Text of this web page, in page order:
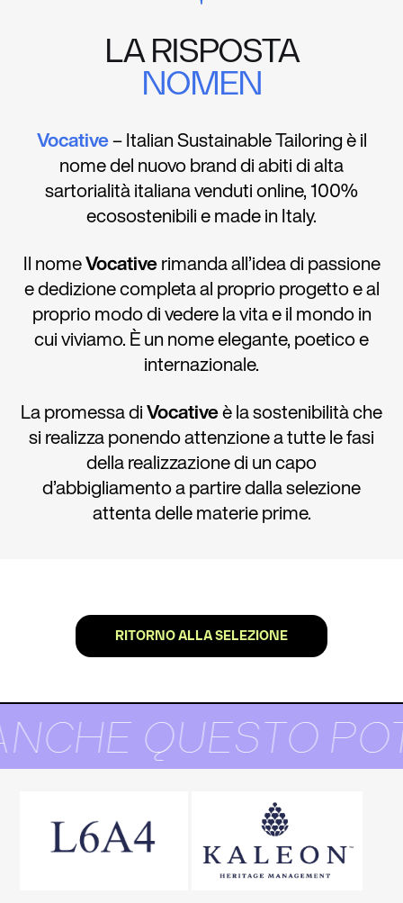
LA RISPOSTA
NOMEN
Vocative– Italian Sustainable Tailoring è il
nome del nuovo brand di abiti di alta
sartorialità italiana venduti online, 100%
ecosostenibili e made in Italy.
Il nomeVocativerimanda all’idea di passione
e dedizione completa al proprio progetto e al
proprio modo di vedere la vita e il mondo in
cui viviamo. È un nome elegante, poetico e
internazionale.
La promessa diVocativeè la sostenibilità che
si realizza ponendo attenzione a tutte le fasi
della realizzazione di un capo
d’abbigliamento a partire dalla selezione
attenta delle materie prime.
RITORNO ALLA SELEZIONE
QUESTO